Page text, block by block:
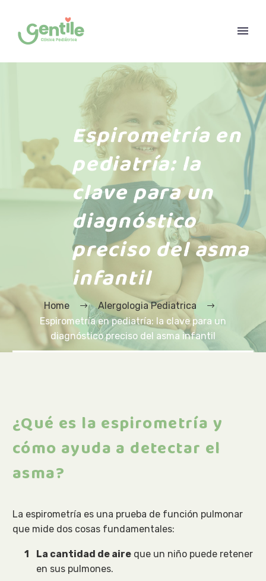
Espirometría en
pediatría: la
clave para un
diagnóstico
preciso del asma
infantil
Home
Alergologia Pediatrica
Espirometría en pediatría: la clave para un
diagnóstico preciso del asma infantil
¿Qué es la espirometría y
cómo ayuda a detectar el
asma?
La espirometría es una prueba de función pulmonar
que mide dos cosas fundamentales:
La cantidad de aire que un niño puede retener
en sus pulmones.